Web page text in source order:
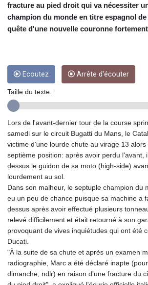
fracture au pied droit qui va nécessiter
champion du monde en titre espagnol
quête d'une nouvelle couronne
Ecoutez Arrête d'écouter
Taille du texte:
Lors de l'avant-dernier tour de la course
samedi sur le circuit Bugatti du Mans, le
victime d'une lourde chute au virage 13 alors
septième position: après avoir perdu l'avant,
dessus le guidon de sa moto (high-side)
lourdement au sol.
Dans son malheur, le septuple champion du
eu un peu de chance puisque sa machine a
dessus après avoir effectué plusieurs
relevé difficilement et était retourné à son
provoquant de vives inquiétudes qui ont été
Ducati.
"À la suite de sa chute et après un examen
radiographie, Marc a été déclaré inapte
dimanche, ndlr) en raison d'une fracture du